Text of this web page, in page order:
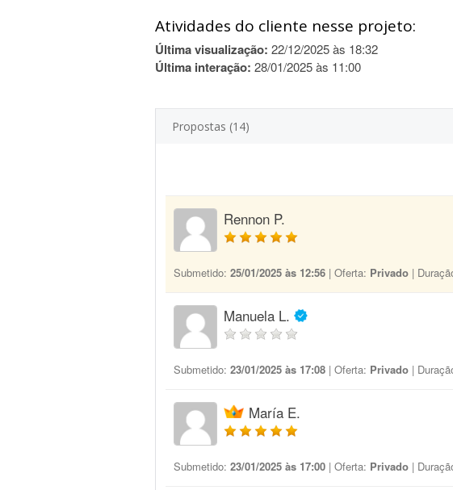
Atividades do cliente nesse projeto:
Última visualização: 22/12/2025 às 18:32
Última interação: 28/01/2025 às 11:00
Propostas (14)
Rennon P.
Submetido: 25/01/2025 às 12:56 | Oferta: Privado |
Manuela L.
Submetido: 23/01/2025 às 17:08 | Oferta: Privado |
María E.
Submetido: 23/01/2025 às 17:00 | Oferta: Privado |